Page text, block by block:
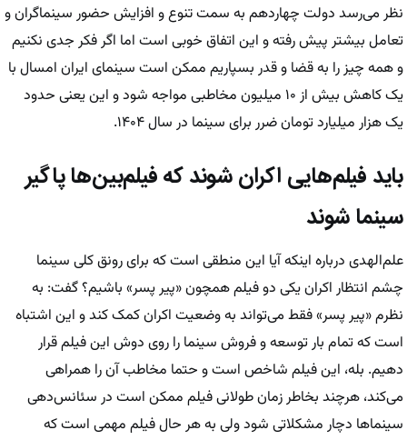
نظر می‌رسد دولت چهاردهم به سمت تنوع و افزایش حضور سینماگران و
تعامل بیشتر پیش رفته و این اتفاق خوبی است اما اگر فکر جدی نکنیم
و همه چیز را به قضا و قدر بسپاریم ممکن است سینمای ایران امسال با
یک کاهش بیش از ۱۰ میلیون مخاطبی مواجه شود و این یعنی حدود
یک هزار میلیارد تومان ضرر برای سینما در سال ۱۴۰۴.
باید فیلم‌هایی اکران شوند که فیلم‌بین‌ها پاگیر
سینما شوند
علم‌الهدی درباره اینکه آیا این منطقی است که برای رونق کلی سینما
چشم انتظار اکران یکی دو فیلم همچون «پیر پسر» باشیم؟ گفت:‌ به
نظرم «پیر پسر» فقط می‌تواند به وضعیت اکران کمک کند و این اشتباه
است که تمام بار توسعه و فروش سینما را روی دوش این فیلم قرار
دهیم. بله، این فیلم شاخص است و حتما مخاطب آن را همراهی
می‌کند، هرچند بخاطر زمان طولانی فیلم ممکن است در سئانس‌دهی
سینماها دچار مشکلاتی شود ولی به هر حال فیلم مهمی است که